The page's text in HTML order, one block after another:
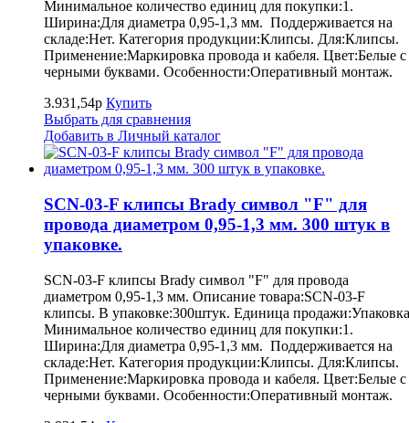
Минимальное количество единиц для покупки:1.
Ширина:Для диаметра 0,95-1,3 мм. Поддерживается на
складе:Нет. Категория продукции:Клипсы. Для:Клипсы.
Применение:Маркировка провода и кабеля. Цвет:Белые с
черными буквами. Особенности:Оперативный монтаж.
3.931,54р Купить
Выбрать для сравнения
Добавить в Личный каталог
SCN-03-F клипсы Brady символ "F" для
провода диаметром 0,95-1,3 мм. 300 штук в
упаковке.
SCN-03-F клипсы Brady символ "F" для провода
диаметром 0,95-1,3 мм. Описание товара:SCN-03-F
клипсы. В упаковке:300штук. Единица
Минимальное количество единиц для покупки:1.
Ширина:Для диаметра 0,95-1,3 мм. Поддерживается на
складе:Нет. Категория продукции:Клипсы. Для:Клипсы.
Применение:Маркировка провода и кабеля. Цвет:Белые с
черными буквами. Особенности:Оперативный монтаж.